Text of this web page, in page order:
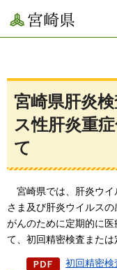
宮崎県
宮崎県肝炎
ス性肝炎重
て
宮崎県では、 肝炎ウ
さま及び肝炎ウイルス
がんのために定期的に
て、初回精密検査または
初回精密検